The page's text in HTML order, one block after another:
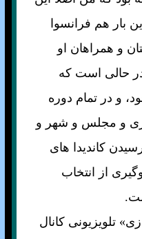
بار هم فرانسوا
و همراهان او
در حالی است که
و در تمام دوره
و مجلس و شهر و
کانديدا های
از انتخاب
تلويزيونی کانال